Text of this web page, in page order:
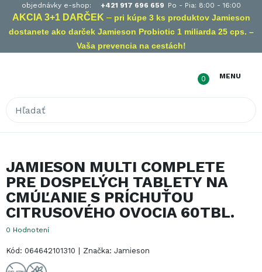
objednávky e-shop: +421 917 696 659 Po - Pia: 8:00 - 16:00
AKCIA 3+1 DARČEK – pri kúpe 3 ks produktov Jamieson
dostanete ako darček Jamieson Probiotic 1 miliarda 25 cps. –
Vaša prevencia na cestách!
MENU
0
JAMIESON MULTI COMPLETE
PRE DOSPELÝCH TABLETY NA
CMÚĽANIE S PRÍCHUŤOU
CITRUSOVÉHO OVOCIA 60TBL.
Kód: 064642101310 | Značka: Jamieson
Súhlas s cookies
Táto stránka používa Cookies. Pokiaľ si ďalej budete
prezerať naše stránky, súhlasíte s využívaním Cookies.
Dozvedieť sa viac
Podrobné nastavenie
SÚHLASÍM SO VŠETKÝM